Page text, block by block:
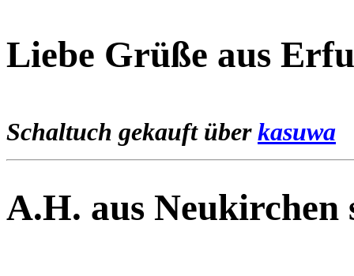
Liebe Grüße aus
Schaltuch gekauft über kasuwa
A.H. aus Neukirchen